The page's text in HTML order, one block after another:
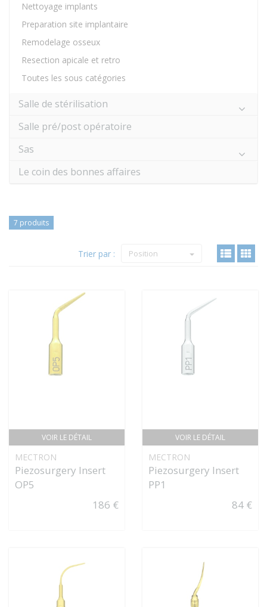
Nettoyage implants
Preparation site implantaire
Remodelage osseux
Resection apicale et retro
Toutes les sous catégories
Salle de stérilisation
Salle pré/post opératoire
Sas
Le coin des bonnes affaires
7 produits
Trier par : Position
VOIR LE DÉTAIL
MECTRON
Piezosurgery Insert
OP5
186 €
VOIR LE DÉTAIL
MECTRON
Piezosurgery Insert
PP1
84 €